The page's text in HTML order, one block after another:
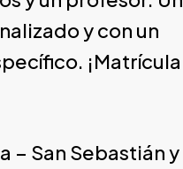
y con un
¡Matrícula
– San Sebastián y